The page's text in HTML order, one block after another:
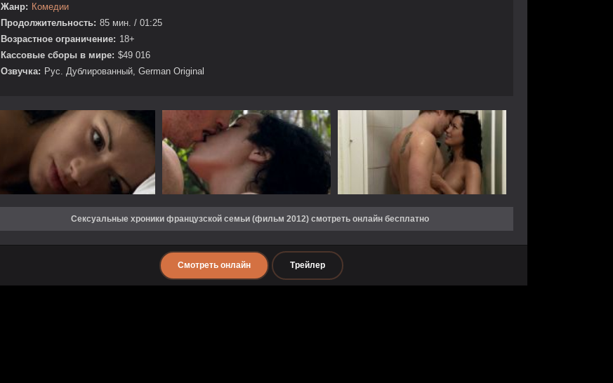
Жанр: Комедии
Продолжительность: 85 мин. / 01:25
Возрастное ограничение: 18+
Кассовые сборы в мире: $49 016
Озвучка: Рус. Дублированный, German Original
Сексуальные хроники французской семьи (фильм 2012) смотреть онлайн бесплатно
Смотреть онлайн Трейлер